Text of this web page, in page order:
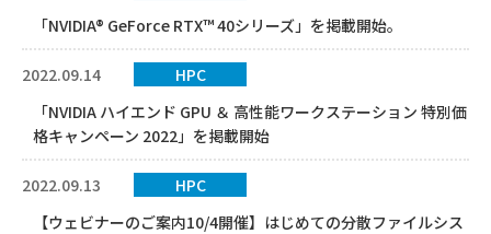
「NVIDIA® GeForce RTX™ 40シリーズ」を掲載開始。
2022.09.14
HPC
「NVIDIA ハイエンド GPU ＆ 高性能ワークステーション 特別価
格キャンペーン 2022」を掲載開始
2022.09.13
HPC
【ウェビナーのご案内10/4開催】はじめての分散ファイルシス